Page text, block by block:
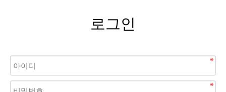
로그인